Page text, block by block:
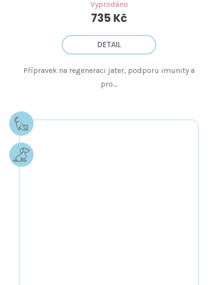
Vyprodáno
735 Kč
DETAIL
Přípravek na regeneraci jater, podporu imunity a
pro...